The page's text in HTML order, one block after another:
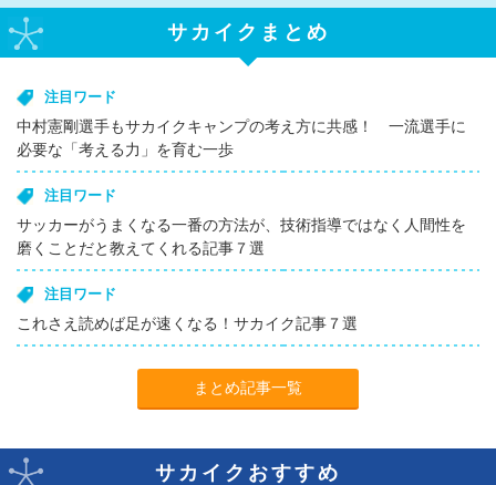
サカイクまとめ
注目ワード
中村憲剛選手もサカイクキャンプの考え方に共感！ 一流選手に
必要な「考える力」を育む一歩
注目ワード
サッカーがうまくなる一番の方法が、技術指導ではなく人間性を
磨くことだと教えてくれる記事７選
注目ワード
これさえ読めば足が速くなる！サカイク記事７選
まとめ記事一覧
サカイクおすすめ